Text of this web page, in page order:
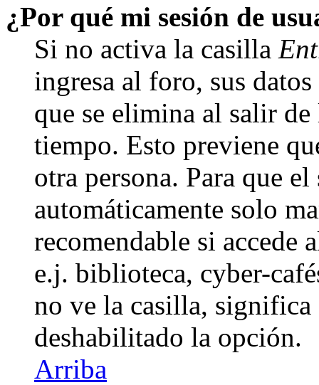
¿Por qué mi sesión de
Si no activa la casilla
ingresa al foro, sus
que se elimina al salir
tiempo. Esto previene
otra persona. Para que
automáticamente solo
recomendable si accede
e.j. biblioteca, cyber-
no ve la casilla,
deshabilitado la opción.
Arriba